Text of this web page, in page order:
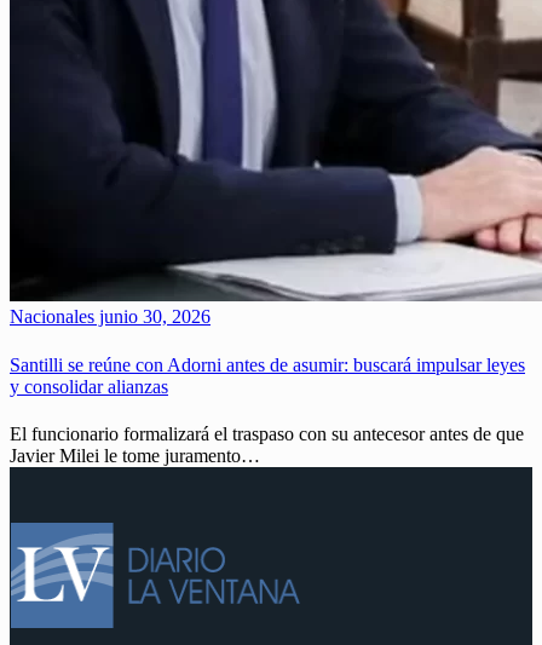
Nacionales junio 30, 2026
Santilli se reúne con Adorni antes de asumir: buscará impulsar leyes
y consolidar alianzas
El funcionario formalizará el traspaso con su antecesor antes de que
Javier Milei le tome juramento…